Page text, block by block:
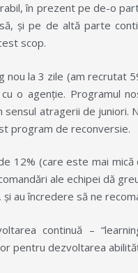
în prezent pe de-o
și pe de altă parte
scop.
nou la 3 zile (am recrutat
o agenție. Programul
atragerii de juniori.
program de reconversie.
12% (care este mai
ale echipei dă
au încredere să ne
continuă –
pentru dezvoltarea